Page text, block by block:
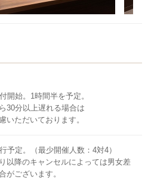
開始。1時間半を予定。
30分以上遅れる場合は
いただいております。
予定。（最少開催人数：4対4）
以降のキャンセルによっては男女差
がございます。